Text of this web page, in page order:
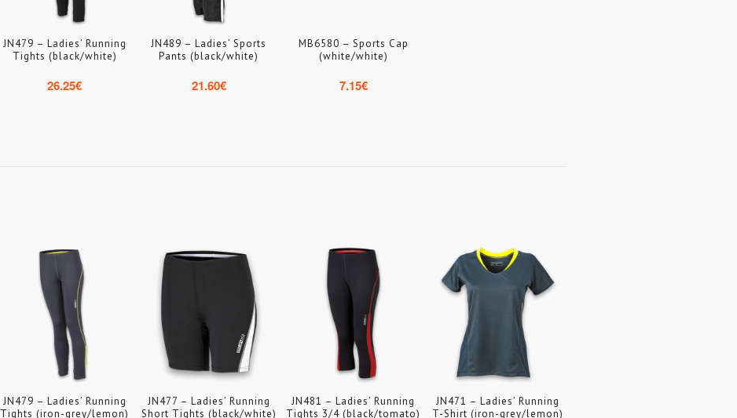
JN479 – Ladies’ Running
Tights (black/white)
26.25€
JN489 – Ladies’ Sports
Pants (black/white)
21.60€
MB6580 – Sports Cap
(white/white)
7.15€
JN479 – Ladies’ Running
Tights (iron-grey/lemon)
JN477 – Ladies’ Running
Short Tights (black/white)
JN481 – Ladies’ Running
Tights 3/4 (black/tomato)
JN471 – Ladies’ Running
T-Shirt (iron-grey/lemon)